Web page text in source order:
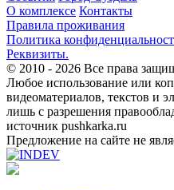
О комплексе Контакты
Правила проживания
Политика
Реквизиты.
© 2010 - 2026 Все права
Любое использование или
видеоматериалов, текстов и
лишь с разрешения
источник pushkarka.ru
Предложение на сайте не